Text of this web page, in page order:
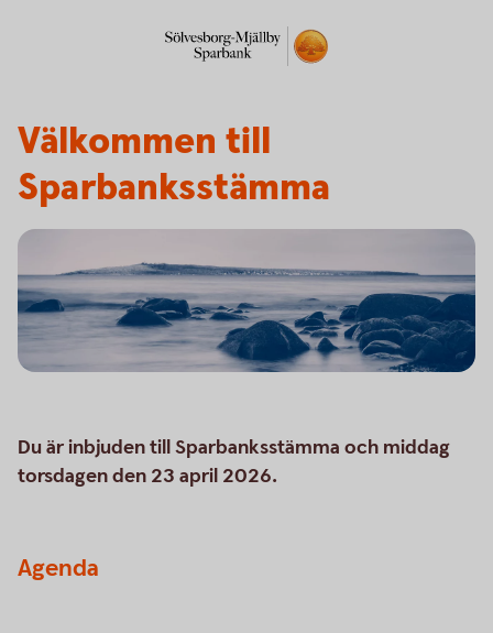
Välkommen till
Sparbanksstämma
Du är inbjuden till Sparbanksstämma och middag
torsdagen den 23 april 2026.
Agenda